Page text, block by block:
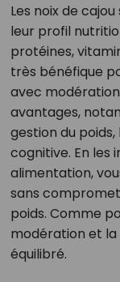
Les noix de
leur profil
protéines,
très bénéfique
avec
avantages,
gestion du
cognitive. En les
alimentation,
sans
poids. Comme
modération et
équilibré.